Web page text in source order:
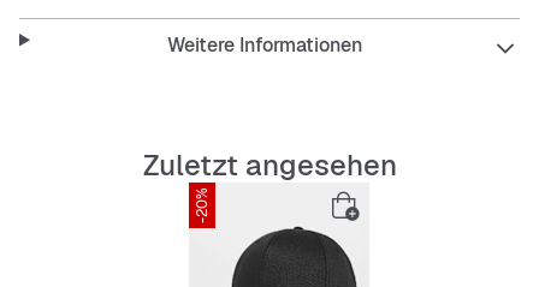
stretchiges Sweatband
graue Schirm-Unterseite
Weitere Informationen
Zuletzt angesehen
-20%